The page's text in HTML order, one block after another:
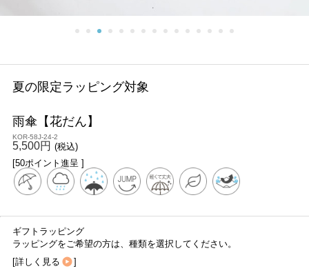
夏の限定ラッピング対象
雨傘【花だん】
KOR-58J-24-2
5,500円 (税込)
[50ポイント進呈 ]
ギフトラッピング
ラッピングをご希望の方は、種類を選択してください。
[詳しく見る ]